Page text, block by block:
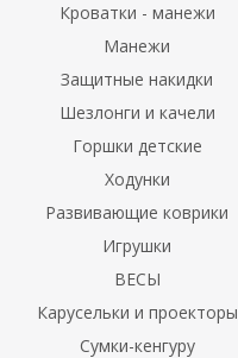
Кроватки - манежи
Манежи
Защитные накидки
Шезлонги и качели
Горшки детские
Ходунки
Развивающие коврики
Игрушки
ВЕСЫ
Карусельки и проекторы
Сумки-кенгуру